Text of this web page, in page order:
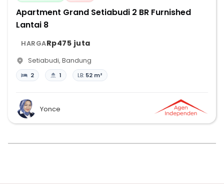
Apartment Grand Setiabudi 2 BR Furnished
Lantai 8
HARGARp475 juta
Setiabudi, Bandung
2 1 LB: 52 m²
Yonce